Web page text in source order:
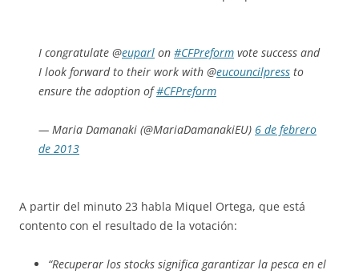
I congratulate @euparl on #CFPreform vote success and
I look forward to their work with @eucouncilpress to
ensure the adoption of#CFPreform
— Maria Damanaki (@MariaDamanakiEU) 6 de febrero
de 2013
A partir del minuto 23 habla Miquel Ortega, que está
contento con el resultado de la votación:
“Recuperar los stocks significa garantizar la pesca en el